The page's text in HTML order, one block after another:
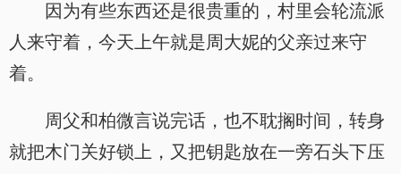
因为有些东西还是很贵重的，村里会轮流派
人来守着，今天上午就是周大妮的父亲过来守
着。
周父和柏微言说完话，也不耽搁时间，转身
就把木门关好锁上，又把钥匙放在一旁石头下压